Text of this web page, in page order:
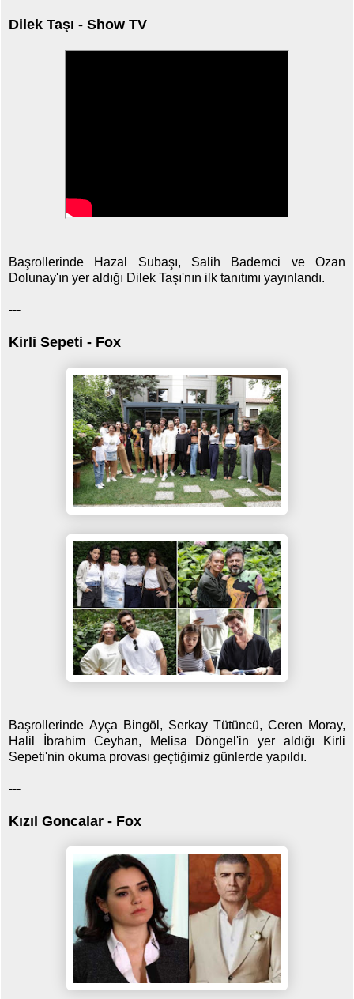
Dilek Taşı - Show TV
Başrollerinde Hazal Subaşı, Salih Bademci ve Ozan
Dolunay'ın yer aldığı Dilek Taşı'nın ilk tanıtımı yayınlandı.
---
Kirli Sepeti - Fox
Başrollerinde Ayça Bingöl, Serkay Tütüncü, Ceren Moray,
Halil İbrahim Ceyhan, Melisa Döngel'in yer aldığı Kirli
Sepeti'nin okuma provası geçtiğimiz günlerde yapıldı.
---
Kızıl Goncalar - Fox